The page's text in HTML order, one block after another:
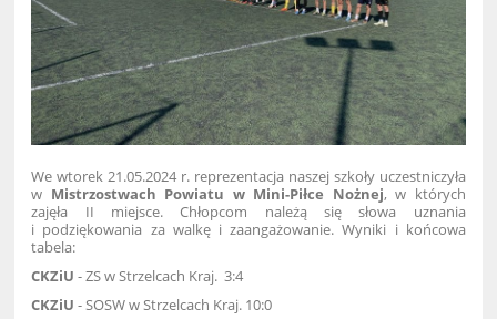
We wtorek 21.05.2024 r. reprezentacja naszej szkoły uczestniczyła
w Mistrzostwach Powiatu w Mini-Piłce Nożnej, w których
zajęła II miejsce. Chłopcom należą się słowa uznania
i podziękowania za walkę i zaangażowanie. Wyniki i końcowa
tabela:
CKZiU- ZS w Strzelcach Kraj. 3:4
CKZiU- SOSW w Strzelcach Kraj. 10:0